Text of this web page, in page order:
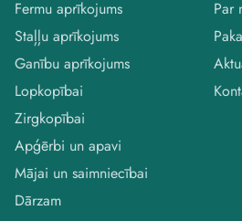
Fermu aprīkojums
Staļļu aprīkojums
Ganību aprīkojums
Lopkopībai
Zirgkopībai
Apģērbi un apavi
Mājai un saimniecībai
Dārzam
Par